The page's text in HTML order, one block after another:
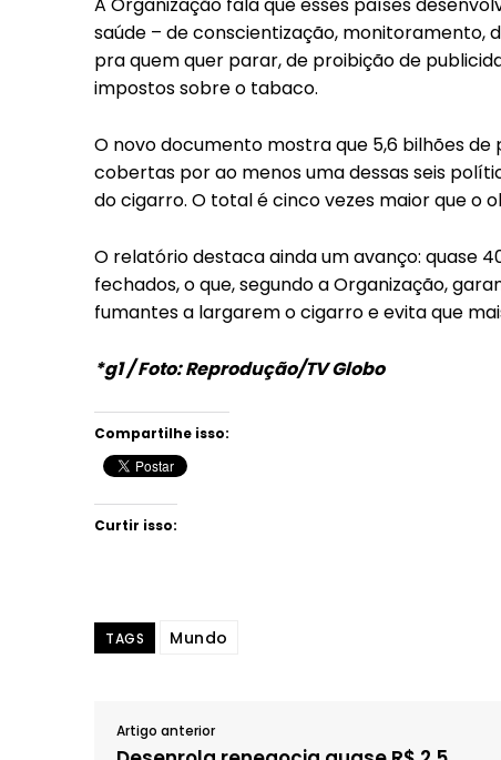
saúde – de conscientização, monitoramento,
pra quem quer parar, de proibição de
impostos sobre o tabaco.
O novo documento mostra que 5,6 bilhões de
cobertas por ao menos uma dessas seis
do cigarro. O total é cinco vezes maior que o
O relatório destaca ainda um avanço: quase
fechados, o que, segundo a Organização,
fumantes a largarem o cigarro e evita que
*g1 / Foto: Reprodução/TV Globo
Compartilhe isso:
Curtir isso:
TAGS Mundo
Artigo anterior